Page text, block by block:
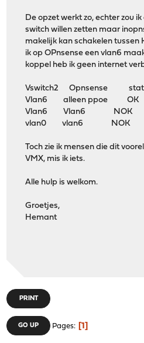
De opzet werkt zo, echter zou
switch willen zetten maar
makelijk kan schakelen tussen
ik op OPnsense een vlan6
koppel heb ik geen internet
Vswitch2 Opnsense
Vlan6 alleen ppoe OK
Vlan6 Vlan6 NOK
vlan0 vlan6 NOK
Toch zie ik mensen die dit
VMX, mis ik iets.
Alle hulp is welkom.
Groetjes,
Hemant
PRINT
GO UP Pages 1